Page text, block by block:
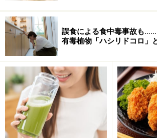
食べたくない原因が病気の
健康状態の確認を
食べるのが面倒な原因として、実は病
誤食による食中毒事故も
有毒植物「ハシリドコロ」